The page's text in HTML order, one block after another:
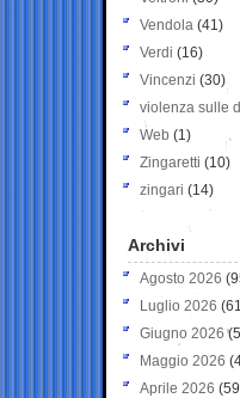
Vendola (41)
Verdi (16)
Vincenzi (30)
violenza sulle
Web (1)
Zingaretti (10)
zingari (14)
Archivi
Agosto 2026
Luglio 2026
Giugno 2026
Maggio 2026
Aprile 2026